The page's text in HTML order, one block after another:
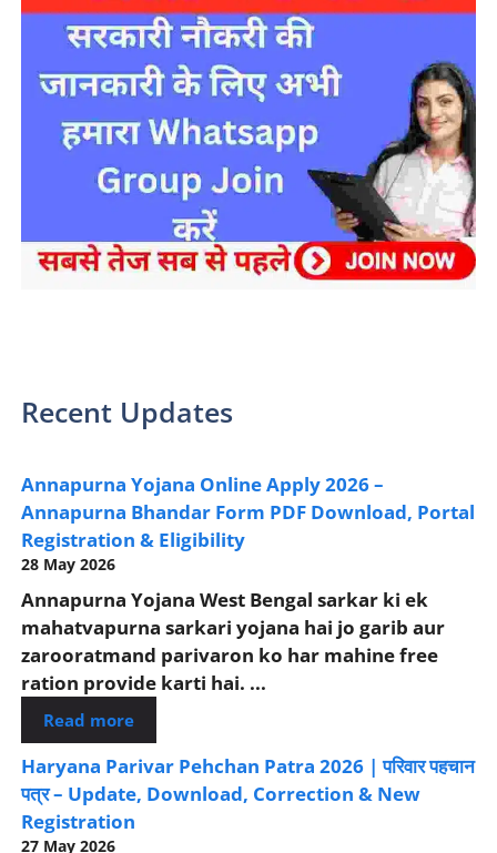
Recent Updates
Annapurna Yojana Online Apply 2026 –
Annapurna Bhandar Form PDF Download, Portal
Registration & Eligibility
28 May 2026
Annapurna Yojana West Bengal sarkar ki ek
mahatvapurna sarkari yojana hai jo garib aur
zarooratmand parivaron ko har mahine free
ration provide karti hai. ...
Read more
Haryana Parivar Pehchan Patra 2026 | परिवार पहचान
पत्र – Update, Download, Correction & New
Registration
27 May 2026